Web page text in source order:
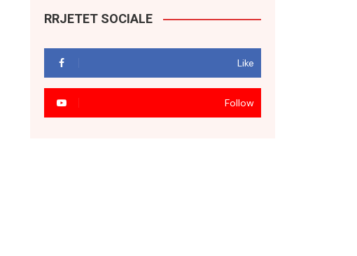
RRJETET SOCIALE
Like
Follow